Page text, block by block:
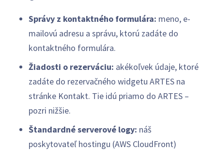
Správy z kontaktného formulára: meno, e-
mailovú adresu a správu, ktorú zadáte do
kontaktného formulára.
Žiadosti o rezerváciu: akékoľvek údaje, ktoré
zadáte do rezervačného widgetu ARTES na
stránke Kontakt. Tie idú priamo do ARTES –
pozri nižšie.
Štandardné serverové logy: náš
poskytovateľ hostingu (AWS CloudFront)